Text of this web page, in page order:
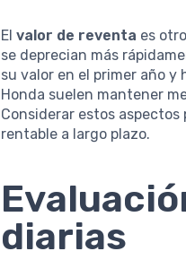
Elvalor de reventa es
se deprecian más
su valor en el primer año y
Honda suelen mantener
Considerar estos
rentable a largo plazo.
diarias